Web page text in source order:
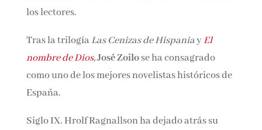
corazón de los lectores.
Tras la trilogía Las Cenizas de Hispaniay El
nombre de Dios, José Zoilose ha consagrado
como uno de los mejores novelistas históricos
de España.
Siglo IX. Hrolf Ragnallson ha dejado atrás su
de privacidad